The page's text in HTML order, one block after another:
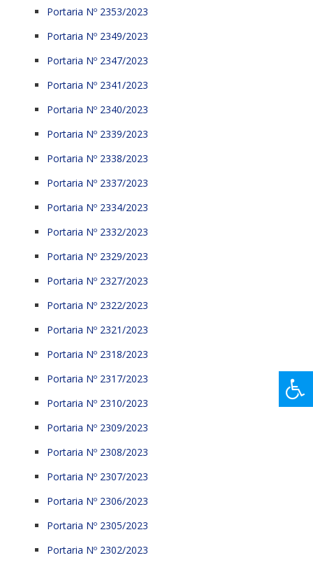
Portaria Nº 2353/2023
Portaria Nº 2349/2023
Portaria Nº 2347/2023
Portaria Nº 2341/2023
Portaria Nº 2340/2023
Portaria Nº 2339/2023
Portaria Nº 2338/2023
Portaria Nº 2337/2023
Portaria Nº 2334/2023
Portaria Nº 2332/2023
Portaria Nº 2329/2023
Portaria Nº 2327/2023
Portaria Nº 2322/2023
Portaria Nº 2321/2023
Portaria Nº 2318/2023
Portaria Nº 2317/2023
Portaria Nº 2310/2023
Portaria Nº 2309/2023
Portaria Nº 2308/2023
Portaria Nº 2307/2023
Portaria Nº 2306/2023
Portaria Nº 2305/2023
Portaria Nº 2302/2023